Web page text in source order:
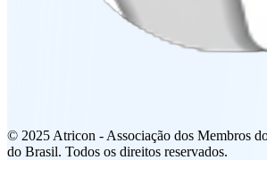
© 2025 Atricon - Associação dos Membros
do Brasil. Todos os direitos reservados.